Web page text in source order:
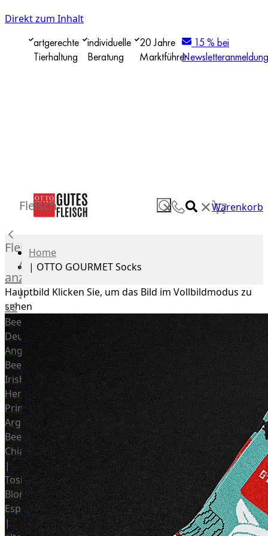
Direkt zum Inhalt
artgerechte
Tierhaltung
individuelle
Beratung
20 Jahre
Marktführer
15 % bei
Newsletteranmeldung
✕ ✕Warenkorb
Fleisch
Fleisch
Alle
anzeigen
Rind
US
Beef
Deutsches
Angus
Beef
Irish
Hereford
Prime
Argentina
Beef
Chianina
|
Toskana
Blonda
Espanola
|
Home
| OTTO GOURMET Socks
Hauptbild Klicken Sie, um das Bild im Vollbildmodus zu
sehen